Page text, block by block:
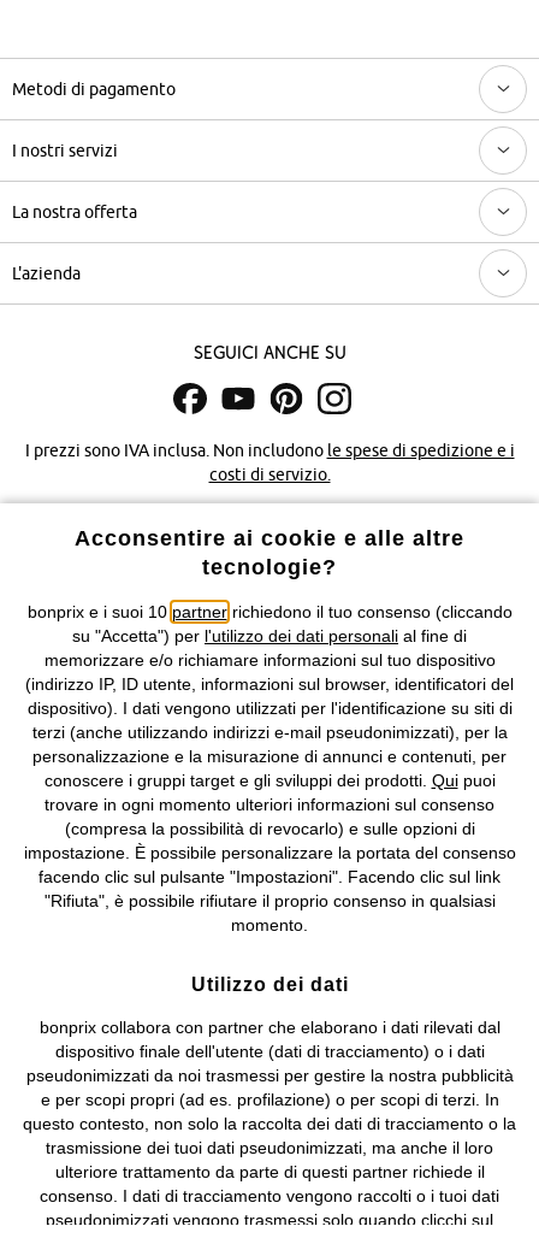
Metodi di pagamento
I nostri servizi
La nostra offerta
L'azienda
Seguici anche su
I prezzi sono IVA inclusa. Non includono le spese di spedizione e i
costi di servizio.
Condizioni di vendita Accessibilità
Informazioni legali Diritto di recesso
© 2026 bonprix.Tutti i diritti riservati.
bonprix S.r.l. con socio unico, sede legale: via Adua 33 - 13855
Valdengo (BI) C.F. 01510910027 - P.I. 01939830020, Reg. Imprese di
Biella n. 01510910027, R.E.A. BI - 171345, N. Reg. Pile:
IT09060P00000858, N. Reg. AEE: IT08020000002105 Capitale
Sociale: euro 1.000.000 i.v, Società soggetta all'attività di direzione
e coordinamento di bonprix Beteiligungs -Verwaltungsgesellschaft
mbH.
Acconsentire ai cookie e alle altre
tecnologie?
bonprix e i suoi 10 partnerrichiedono il tuo consenso (cliccando
su "Accetta") per l'utilizzo dei dati personali al fine di
memorizzare e/o richiamare informazioni sul tuo dispositivo
(indirizzo IP, ID utente, informazioni sul browser, identificatori del
dispositivo). I dati vengono utilizzati per l'identificazione su siti di
terzi (anche utilizzando indirizzi e-mail pseudonimizzati), per la
personalizzazione e la misurazione di annunci e contenuti, per
conoscere i gruppi target e gli sviluppi dei prodotti. Quipuoi
trovare in ogni momento ulteriori informazioni sul consenso
(compresa la possibilità di revocarlo) e sulle opzioni di
impostazione. È possibile personalizzare la portata del consenso
facendo clic sul pulsante "Impostazioni". Facendo clic sul link
"Rifiuta", è possibile rifiutare il proprio consenso in qualsiasi
momento.
Utilizzo dei dati
bonprix collabora con partner che elaborano i dati rilevati dal
dispositivo finale dell'utente (dati di tracciamento) o i dati
pseudonimizzati da noi trasmessi per gestire la nostra pubblicità
e per scopi propri (ad es. profilazione) o per scopi di terzi. In
questo contesto, non solo la raccolta dei dati di tracciamento o la
trasmissione dei tuoi dati pseudonimizzati, ma anche il loro
ulteriore trattamento da parte di questi partner richiede il
consenso. I dati di tracciamento vengono raccolti o i tuoi dati
pseudonimizzati vengono trasmessi solo quando clicchi sul